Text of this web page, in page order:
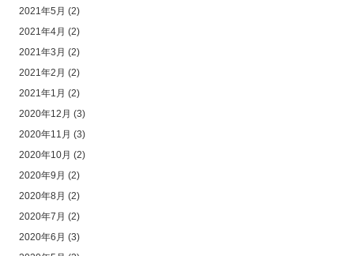
2021年5月 (2)
2021年4月 (2)
2021年3月 (2)
2021年2月 (2)
2021年1月 (2)
2020年12月 (3)
2020年11月 (3)
2020年10月 (2)
2020年9月 (2)
2020年8月 (2)
2020年7月 (2)
2020年6月 (3)